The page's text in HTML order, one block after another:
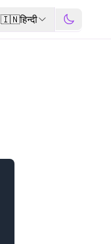
🇮🇳हिन्दी